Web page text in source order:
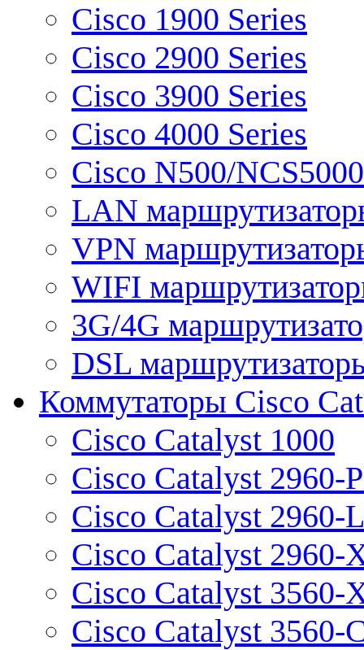
Cisco 1900 Series
Cisco 2900 Series
Cisco 3900 Series
Cisco 4000 Series
Cisco N500/
LAN
VPN
WIFI
3G/4G
DSL
Коммутаторы Cisco
Cisco Catalyst 1000
Cisco Catalyst 2960-
Cisco Catalyst 2960-L
Cisco Catalyst 2960-
Cisco Catalyst 3560-
Cisco Catalyst 3560-